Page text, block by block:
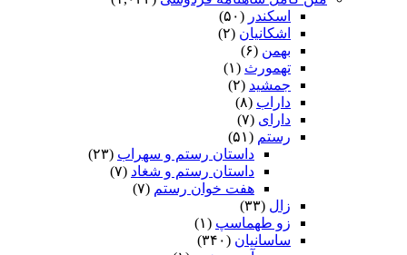
اسکندر (۵۰)
اشکانیان (۲)
بهمن (۶)
تهمورث (۱)
جمشید (۲)
داراب (۸)
دارای (۷)
رستم (۵۱)
داستان رستم و سهراب (۲۳)
داستان رستم و شغاد (۷)
هفت خوان رستم‏ (۷)
زال (۳۳)
زو طهماسپ‏ (۱)
ساسانیان (۳۴۰)